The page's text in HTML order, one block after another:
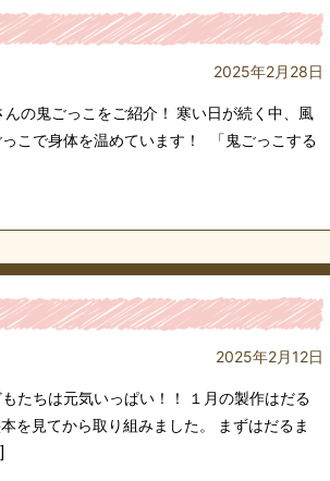
2025年2月28日
の鬼ごっこをご紹介！ 寒い日が続く中、風
こで身体を温めています！ 「鬼ごっこする
2025年2月12日
たちは元気いっぱい！！ １月の製作はだる
を見てから取り組みました。 まずはだるま